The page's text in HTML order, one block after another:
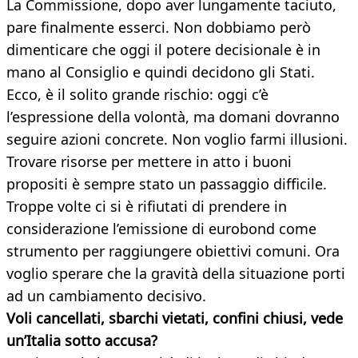
La Commissione, dopo aver lungamente taciuto,
pare finalmente esserci. Non dobbiamo però
dimenticare che oggi il potere decisionale è in
mano al Consiglio e quindi decidono gli Stati.
Ecco, è il solito grande rischio: oggi c’è
l’espressione della volontà, ma domani dovranno
seguire azioni concrete. Non voglio farmi illusioni.
Trovare risorse per mettere in atto i buoni
propositi è sempre stato un passaggio difficile.
Troppe volte ci si è rifiutati di prendere in
considerazione l’emissione di eurobond come
strumento per raggiungere obiettivi comuni. Ora
voglio sperare che la gravità della situazione porti
ad un cambiamento decisivo.
Voli cancellati, sbarchi vietati, confini chiusi, vede
un’Italia sotto accusa?